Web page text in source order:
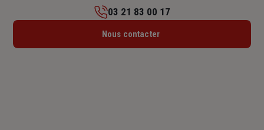
Lundi : 09h – 12h
03 21 83 00 17
Nous contacter